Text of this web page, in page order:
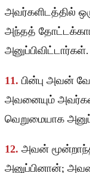
அவர்களிடத்தில்
அந்தத்
அனுப்பிவிட்டார்கள்.
11. பின்பு அவன்
அவனையும் அவர்கள்
வெறுமையாக
12. அவன்
அனுப்பினான்;